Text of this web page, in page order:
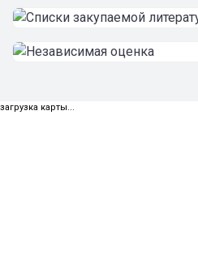
загрузка карты...